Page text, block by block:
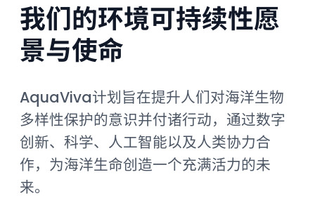
我们的环境可持续性愿
景与使命
AquaViva计划旨在提升人们对海洋生物
多样性保护的意识并付诸行动，通过数字
创新、科学、人工智能以及人类协力合
作，为海洋生命创造一个充满活力的未
来。